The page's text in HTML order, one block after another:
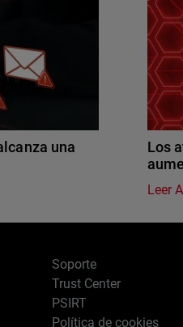
una
Los
Leer
Soporte
Trust Center
PSIRT
Política de cookies